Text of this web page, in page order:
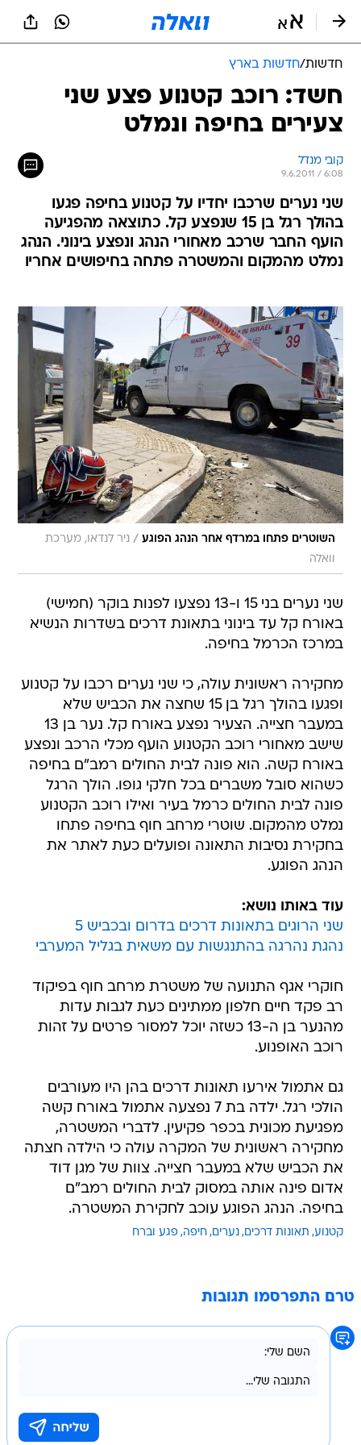
חדשות/חדשות בארץ
חשד: רוכב קטנוע פצע שני
צעירים בחיפה ונמלט
קובי מנדל
9.6.2011 / 6:08
שני נערים שרכבו יחדיו על קטנוע בחיפה פגעו
בהולך רגל בן 15 שנפצע קל. כתוצאה מהפגיעה
הועף החבר שרכב מאחורי הנהג ונפצע בינוני. הנהג
נמלט מהמקום והמשטרה פתחה בחיפושים אחריו
השוטרים פתחו במרדף אחר הנהג הפוגע / ניר לנדאו, מערכת
וואלה
שני נערים בני 15 ו-13 נפצעו לפנות בוקר (חמישי)
באורח קל עד בינוני בתאונת דרכים בשדרות הנשיא
במרכז הכרמל בחיפה.
מחקירה ראשונית עולה, כי שני נערים רכבו על קטנוע
ופגעו בהולך רגל בן 15 שחצה את הכביש שלא
במעבר חצייה. הצעיר נפצע באורח קל. נער בן 13
שישב מאחורי רוכב הקטנוע הועף מכלי הרכב ונפצע
באורח קשה. הוא פונה לבית החולים רמב"ם בחיפה
כשהוא סובל משברים בכל חלקי גופו. הולך הרגל
פונה לבית החולים כרמל בעיר ואילו רוכב הקטנוע
נמלט מהמקום. שוטרי מרחב חוף בחיפה פתחו
בחקירת נסיבות התאונה ופועלים כעת לאתר את
הנהג הפוגע.
עוד באותו נושא:
שני הרוגים בתאונות דרכים בדרום ובכביש 5
נהגת נהרגה בהתנגשות עם משאית בגליל המערבי
חוקרי אגף התנועה של משטרת מרחב חוף בפיקוד
רב פקד חיים חלפון ממתינים כעת לגבות עדות
מהנער בן ה-13 כשזה יוכל למסור פרטים על זהות
רוכב האופנוע.
גם אתמול אירעו תאונות דרכים בהן היו מעורבים
הולכי רגל. ילדה בת 7 נפצעה אתמול באורח קשה
מפגיעת מכונית בכפר פקיעין. לדברי המשטרה,
מחקירה ראשונית של המקרה עולה כי הילדה חצתה
את הכביש שלא במעבר חצייה. צוות של מגן דוד
אדום פינה אותה במסוק לבית החולים רמב"ם
בחיפה. הנהג הפוגע עוכב לחקירת המשטרה.
קטנוע תאונות דרכים נערים חיפה פגע וברח
טרם התפרסמו תגובות